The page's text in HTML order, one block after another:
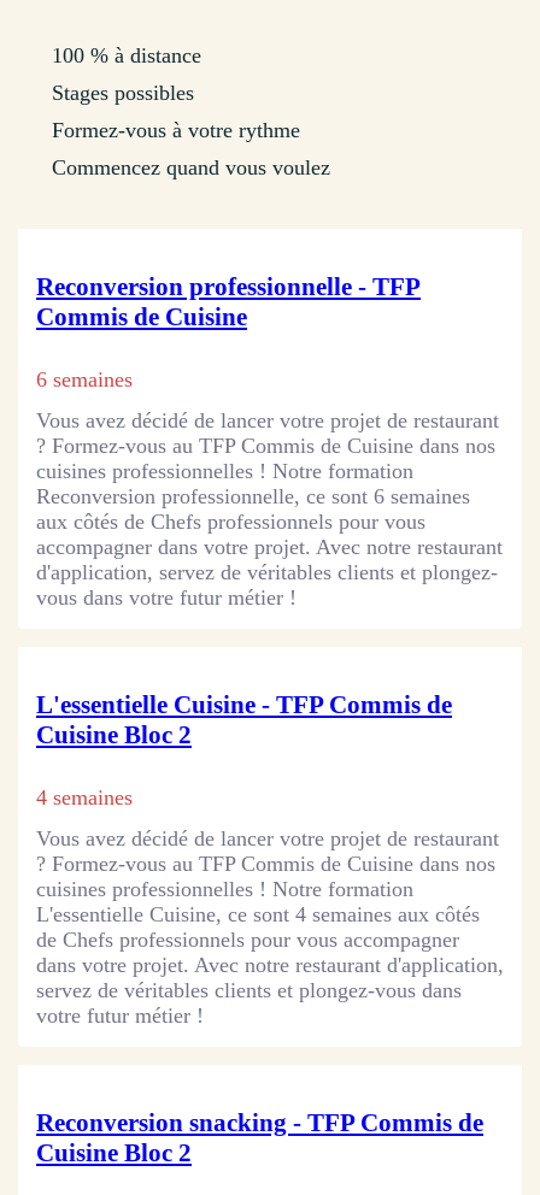
100 % à distance
Stages possibles
Formez-vous à votre rythme
Commencez quand vous voulez
Reconversion professionnelle - TFP
Commis de Cuisine
6 semaines
Vous avez décidé de lancer votre projet de restaurant
? Formez-vous au TFP Commis de Cuisine dans nos
cuisines professionnelles ! Notre formation
Reconversion professionnelle, ce sont 6 semaines
aux côtés de Chefs professionnels pour vous
accompagner dans votre projet. Avec notre restaurant
d'application, servez de véritables clients et plongez-
vous dans votre futur métier !
L'essentielle Cuisine - TFP Commis de
Cuisine Bloc 2
4 semaines
Vous avez décidé de lancer votre projet de restaurant
? Formez-vous au TFP Commis de Cuisine dans nos
cuisines professionnelles ! Notre formation
L'essentielle Cuisine, ce sont 4 semaines aux côtés
de Chefs professionnels pour vous accompagner
dans votre projet. Avec notre restaurant d'application,
servez de véritables clients et plongez-vous dans
votre futur métier !
Reconversion snacking - TFP Commis de
Cuisine Bloc 2